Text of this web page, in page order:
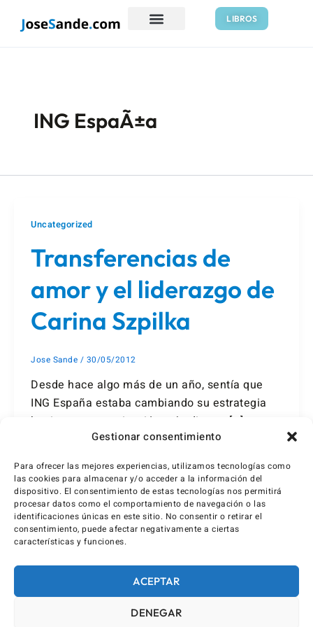
Gestionar consentimiento
Para ofrecer las mejores experiencias, utilizamos tecnologías como
las cookies para almacenar y/o acceder a la información del
dispositivo. El consentimiento de estas tecnologías nos permitirá
procesar datos como el comportamiento de navegación o las
identificaciones únicas en este sitio. No consentir o retirar el
consentimiento, puede afectar negativamente a ciertas
características y funciones.
ACEPTAR
DENEGAR
LIBROS
ING EspaÃ±a
Uncategorized
Transferencias de
amor y el liderazgo de
Carina Szpilka
Jose Sande / 30/05/2012
Desde hace algo más de un año, sentía que
ING España estaba cambiando su estrategia
hacia una comunicación más directa […]